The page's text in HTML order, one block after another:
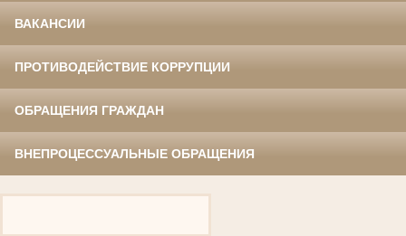
ВАКАНСИИ
ПРОТИВОДЕЙСТВИЕ КОРРУПЦИИ
ОБРАЩЕНИЯ ГРАЖДАН
ВНЕПРОЦЕССУАЛЬНЫЕ ОБРАЩЕНИЯ